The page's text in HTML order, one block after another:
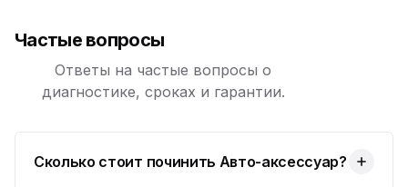
Частые вопросы
Ответы на частые вопросы о
диагностике, сроках и гарантии.
Сколько стоит починить Авто-аксессуар?